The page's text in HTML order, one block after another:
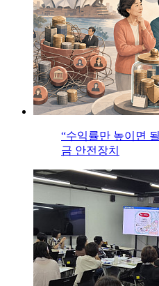
“수익률만 높이면
금 안전장치